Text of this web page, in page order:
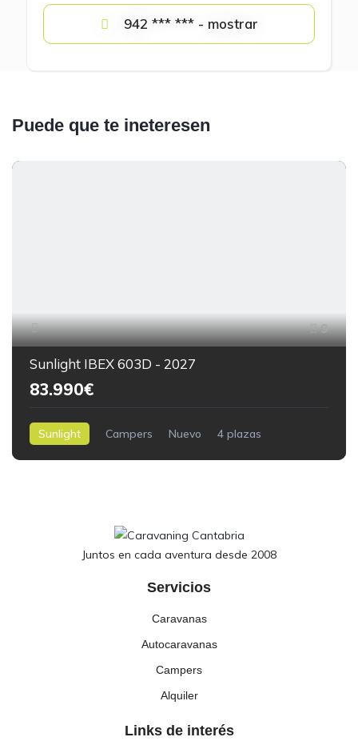
942 *** *** - mostrar
Puede que te ineteresen
9
Sunlight IBEX 603D - 2027
83.990€
Sunlight Campers Nuevo
4 plazas
Juntos en cada aventura desde 2008
Servicios
Caravanas
Autocaravanas
Campers
Alquiler
Links de interés